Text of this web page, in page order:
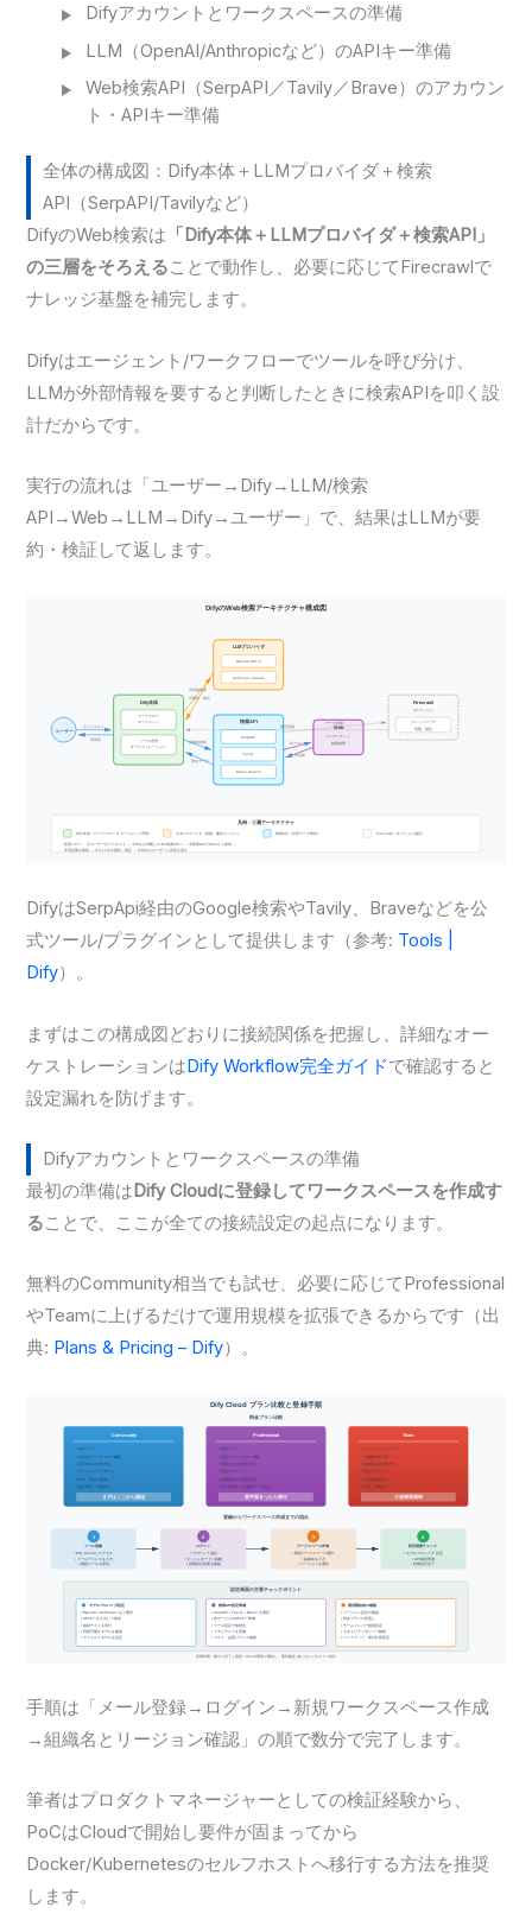
Difyアカウントとワークスペースの準備
LLM（OpenAI/Anthropicなど）のAPIキー準備
Web検索API（SerpAPI／Tavily／Brave）のアカウン
ト・APIキー準備
全体の構成図：Dify本体＋LLMプロバイダ＋検索
API（SerpAPI/Tavilyなど）
DifyのWeb検索は 「Dify本体＋LLMプロバイダ＋検索API」
の三層をそろえることで動作し、必要に応じてFirecrawlで
ナレッジ基盤を補完します。
Difyはエージェント/ワークフローでツールを呼び分け、
LLMが外部情報を要すると判断したときに検索APIを叩く設
計だからです。
実行の流れは「ユーザー→Dify→LLM/検索
API→Web→LLM→Dify→ユーザー」で、結果はLLMが要
約・検証して返します。
DifyはSerpApi経由のGoogle検索やTavily、Braveなどを公
式ツール/プラグインとして提供します（参考: Tools |
Dify）。
まずはこの構成図どおりに接続関係を把握し、詳細なオー
ケストレーションはDify Workflow完全ガイドで確認すると
設定漏れを防げます。
Difyアカウントとワークスペースの準備
最初の準備は Dify Cloudに登録してワークスペースを作成す
ることで、ここが全ての接続設定の起点になります。
無料のCommunity相当でも試せ、必要に応じてProfessional
やTeamに上げるだけで運用規模を拡張できるからです（出
典: Plans & Pricing – Dify）。
手順は「メール登録→ログイン→新規ワークスペース作成
→組織名とリージョン確認」の順で数分で完了します。
筆者はプロダクトマネージャーとしての検証経験から、
PoCはCloudで開始し要件が固まってから
Docker/Kubernetesのセルフホストへ移行する方法を推奨
します。